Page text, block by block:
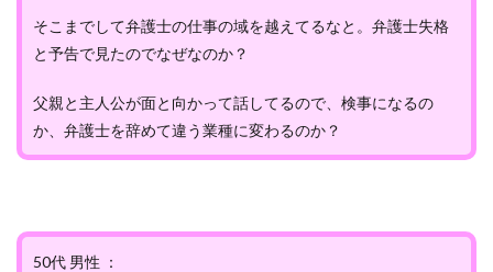
そこまでして弁護士の仕事の域を越えてるなと。弁護士失格
と予告で見たのでなぜなのか？
父親と主人公が面と向かって話してるので、検事になるの
か、弁護士を辞めて違う業種に変わるのか？
50代 男性 ：